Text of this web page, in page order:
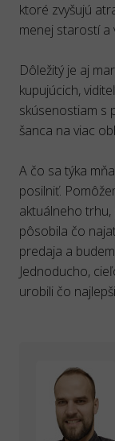
ktoré zvyšujú
menej starostí a
Dôležitý je aj
kupujúcich,
skúsenostiam s
šanca na viac
A čo sa týka
posilniť.
aktuálneho trhu,
pôsobila čo
predaja a
Jednoducho,
urobili čo